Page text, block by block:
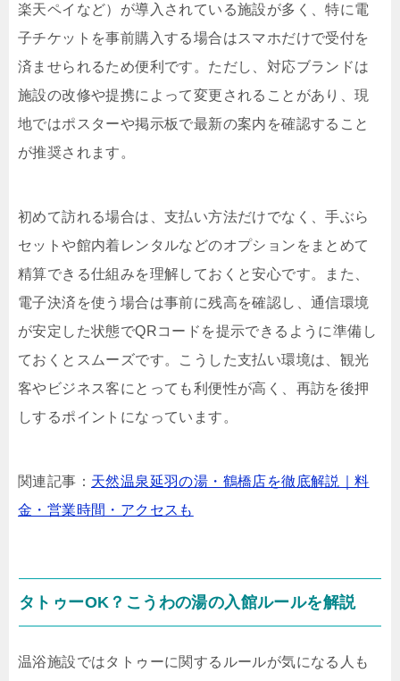
楽天ペイなど）が導入されている施設が多く、特に電
子チケットを事前購入する場合はスマホだけで受付を
済ませられるため便利です。ただし、対応ブランドは
施設の改修や提携によって変更されることがあり、現
地ではポスターや掲示板で最新の案内を確認すること
が推奨されます。
初めて訪れる場合は、支払い方法だけでなく、手ぶら
セットや館内着レンタルなどのオプションをまとめて
精算できる仕組みを理解しておくと安心です。また、
電子決済を使う場合は事前に残高を確認し、通信環境
が安定した状態でQRコードを提示できるように準備し
ておくとスムーズです。こうした支払い環境は、観光
客やビジネス客にとっても利便性が高く、再訪を後押
しするポイントになっています。
関連記事： 天然温泉延羽の湯・鶴橋店を徹底解説｜料
金・営業時間・アクセスも
タトゥーOK？こうわの湯の入館ルールを解説
温浴施設ではタトゥーに関するルールが気になる人も